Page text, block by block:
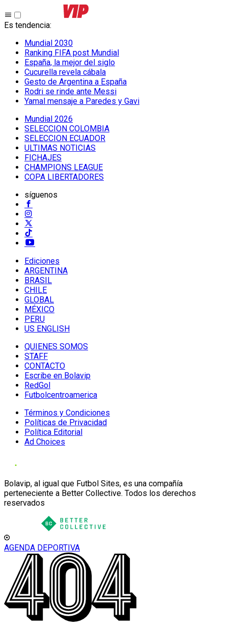
Es tendencia:
Mundial 2030
Ranking FIFA post Mundial
España, la mejor del siglo
Cucurella revela cábala
Gesto de Argentina a España
Rodri se rinde ante Messi
Yamal mensaje a Paredes y Gavi
Mundial 2026
SELECCION COLOMBIA
SELECCION ECUADOR
ULTIMAS NOTICIAS
FICHAJES
CHAMPIONS LEAGUE
COPA LIBERTADORES
síguenos
Ediciones
ARGENTINA
BRASIL
CHILE
GLOBAL
MÉXICO
PERU
US ENGLISH
QUIENES SOMOS
STAFF
CONTACTO
Escribe en Bolavip
RedGol
Futbolcentroamerica
Términos y Condiciones
Políticas de Privacidad
Política Editorial
Ad Choices
Bolavip, al igual que Futbol Sites, es una compañía
perteneciente a Better Collective. Todos los derechos
reservados
AGENDA DEPORTIVA